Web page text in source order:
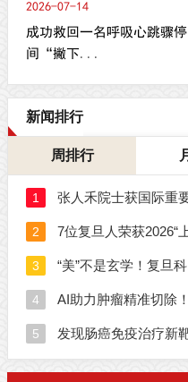
2026-07-14
成功救回一名呼吸心跳骤
间“撇下...
新闻排行
周排行